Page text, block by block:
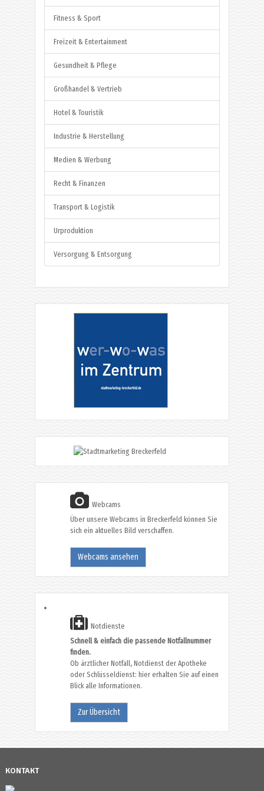
Fitness & Sport
Freizeit & Entertainment
Gesundheit & Pflege
Großhandel & Vertrieb
Hotel & Touristik
Industrie & Herstellung
Medien & Werbung
Recht & Finanzen
Transport & Logistik
Urproduktion
Versorgung & Entsorgung
Webcams
Über unsere Webcams in Breckerfeld können Sie
sich ein aktuelles Bild verschaffen.
Webcams ansehen
Notdienste
Schnell & einfach die passende Notfallnummer
finden.
Ob ärztlicher Notfall, Notdienst der Apotheke
oder Schlüsseldienst: hier erhalten Sie auf einen
Blick alle Informationen.
Zur Übersicht
KONTAKT